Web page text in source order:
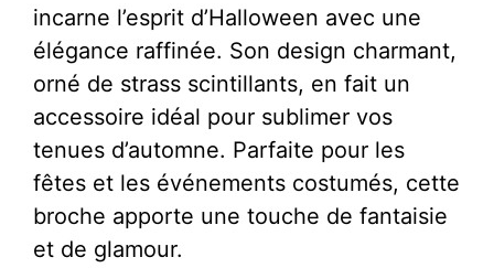
incarne l’esprit d’Halloween avec une
élégance raffinée. Son design charmant,
orné de strass scintillants, en fait un
accessoire idéal pour sublimer vos
tenues d’automne. Parfaite pour les
fêtes et les événements costumés, cette
broche apporte une touche de fantaisie
et de glamour.